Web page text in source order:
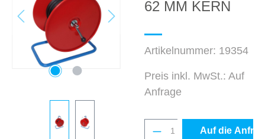
62 MM KERN
Artikelnummer: 19354
Preis inkl. MwSt.: Auf
Anfrage
Produkt Anzahl:
Auf die